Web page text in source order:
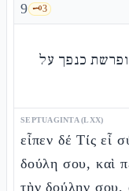
9 🗝️3
כנפך על
SEPTUAGINTA (LXX)
εἶπεν δέ Τίς εἶ
δούλη σου, καὶ
τὴν δούλην σου,